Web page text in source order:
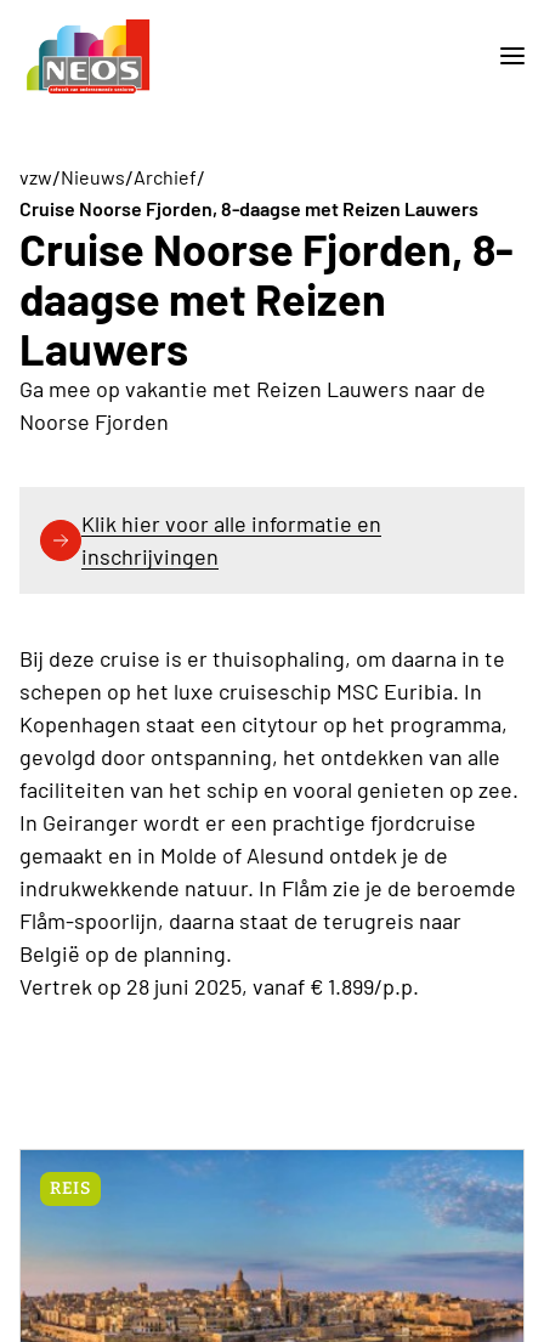
vzw/Nieuws/Archief/
Cruise Noorse Fjorden, 8-daagse met Reizen Lauwers
Cruise Noorse Fjorden, 8-
daagse met Reizen
Lauwers
Ga mee op vakantie met Reizen Lauwers naar de
Noorse Fjorden
Klik hier voor alle informatie en
inschrijvingen
Bij deze cruise is er thuisophaling, om daarna in te
schepen op het luxe cruiseschip MSC Euribia. In
Kopenhagen staat een citytour op het programma,
gevolgd door ontspanning, het ontdekken van alle
faciliteiten van het schip en vooral genieten op zee.
In Geiranger wordt er een prachtige fjordcruise
gemaakt en in Molde of Alesund ontdek je de
indrukwekkende natuur. In Flåm zie je de beroemde
Flåm-spoorlijn, daarna staat de terugreis naar
België op de planning.
Vertrek op 28 juni 2025, vanaf € 1.899/p.p.
REIS